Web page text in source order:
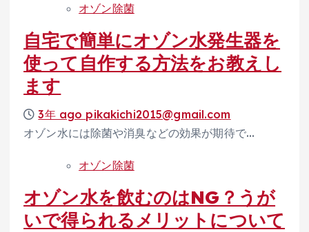
オゾン除菌
自宅で簡単にオゾン水発生器を
使って自作する方法をお教えし
ます
3年 ago pikakichi2015@gmail.com
オゾン水には除菌や消臭などの効果が期待で…
オゾン除菌
オゾン水を飲むのはNG？うが
いで得られるメリットについて